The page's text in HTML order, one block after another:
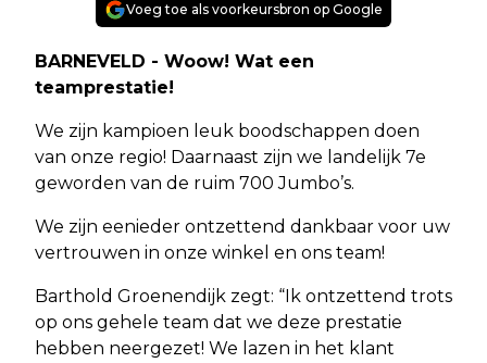
Voeg toe als voorkeursbron op Google
BARNEVELD - Woow! Wat een
teamprestatie!
We zijn kampioen leuk boodschappen doen
van onze regio! Daarnaast zijn we landelijk 7e
geworden van de ruim 700 Jumbo’s.
We zijn eenieder ontzettend dankbaar voor uw
vertrouwen in onze winkel en ons team!
Barthold Groenendijk zegt: “Ik ontzettend trots
op ons gehele team dat we deze prestatie
hebben neergezet! We lazen in het klant